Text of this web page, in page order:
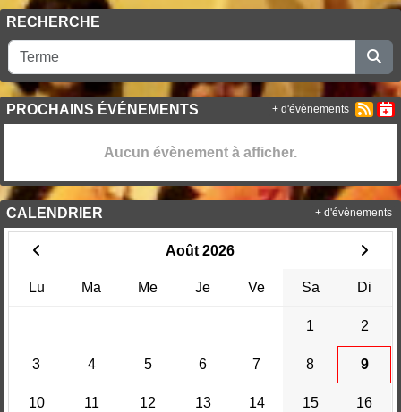
RECHERCHE
PROCHAINS ÉVÉNEMENTS
Aucun évènement à afficher.
+ d'évènements
CALENDRIER
Août 2026
Lu Ma Me Je Ve Sa Di
1 2
3 4 5 6 7 8 9
10 11 12 13 14 15 16
+ d'évènements